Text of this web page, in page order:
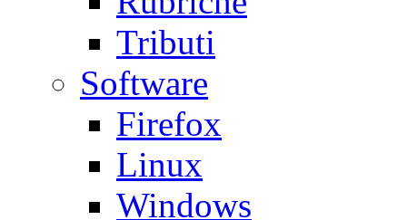
Tributi
Software
Firefox
Linux
Windows